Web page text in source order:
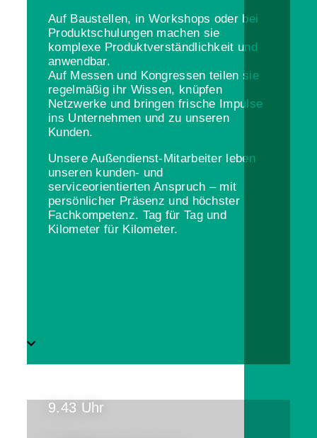
Auf Baustellen, in Workshops oder bei
Produktschulungen machen sie
komplexe Produktverständlichkeit und
anwendbar.
Auf Messen und Kongressen teilen sie
regelmäßig ihr Wissen, knüpfen
Netzwerke und bringen frische Impulse
ins Unternehmen und zu unseren
Kunden.
Unsere Außendienst-Mitarbeiter leben
unseren kunden- und
serviceorientierten Anspruch – mit
persönlicher Präsenz und höchster
Fachkompetenz. Tag für Tag und
Kilometer für Kilometer.
9.43 Uhr